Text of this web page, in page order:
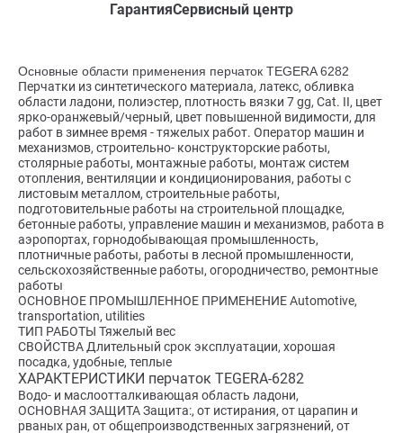
ГарантияСервисный центр
Основные области применения перчаток TEGERA 6282
Перчатки из синтетического материала, латекс, обливка
области ладони, полиэстер, плотность вязки 7 gg, Cat. II, цвет
ярко-оранжевый/черный, цвет повышенной видимости, для
работ в зимнее время - тяжелых работ. Оператор машин и
механизмов, строительно- конструкторские работы,
столярные работы, монтажные работы, монтаж систем
отопления, вентиляции и кондиционирования, работы с
листовым металлом, строительные работы,
подготовительные работы на строительной площадке,
бетонные работы, управление машин и механизмов, работа в
аэропортах, горнодобывающая промышленность,
плотничные работы, работы в лесной промышленности,
сельскохозяйственные работы, огородничество, ремонтные
работы
ОСНОВНОЕ ПРОМЫШЛЕННОЕ ПРИМЕНЕНИЕ Automotive,
transportation, utilities
ТИП РАБОТЫ Тяжелый вес
СВОЙСТВА Длительный срок эксплуатации, хорошая
посадка, удобные, теплые
ХАРАКТЕРИСТИКИ перчаток TEGERA-6282
Водо- и маслоотталкивающая область ладони,
ОСНОВНАЯ ЗАЩИТА Защита:, от истирания, от царапин и
рваных ран, от общепроизводственных загрязнений, от